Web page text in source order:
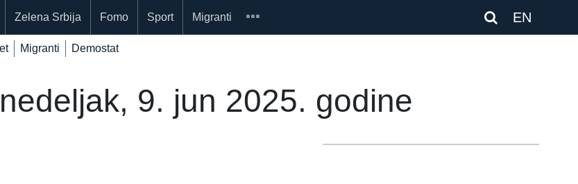
EN
Zelena Srbija Fomo Sport Migranti
Migranti Demostat
9. jun 2025. godine